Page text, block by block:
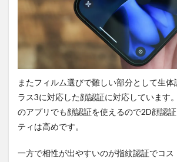
格。
に予
始。
7
まと
め。
またフィルム選びで難しい部分として生体
ラス3に対応した顔認証に対応しています
のアプリでも顔認証を使えるので2D顔認
ティは高めです。
一方で相性が出やすいのが指紋認証でコ